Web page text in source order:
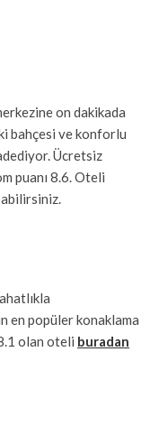
on dakikada
bahçesi ve konforlu
Ücretsiz
puanı 8.6. Oteli
en popüler konaklama
olan oteli buradan